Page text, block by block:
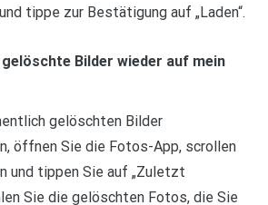
und tippe zur Bestätigung auf „Laden“.
Bilder wieder auf mein
gelöschten Bilder
öffnen Sie die Fotos-App, scrollen
und tippen Sie auf „Zuletzt
Sie die gelöschten Fotos, die Sie